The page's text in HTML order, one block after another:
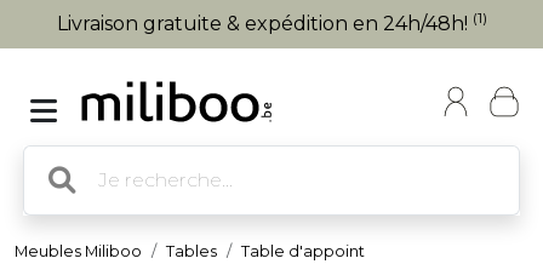
Livraison gratuite & expédition en 24h/48h! (1)
Meubles Miliboo Tables
Table d'appoint